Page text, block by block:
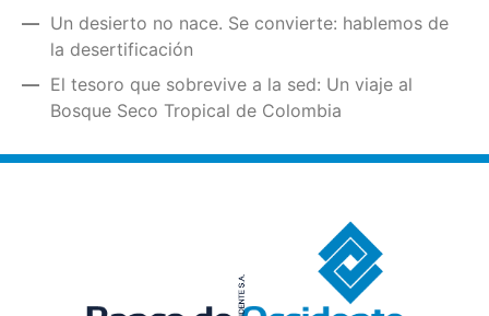
Un desierto no nace. Se convierte: hablemos de
la desertificación
El tesoro que sobrevive a la sed: Un viaje al
Bosque Seco Tropical de Colombia